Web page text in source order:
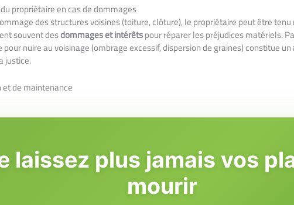
propriétaire en cas de dommages
des structures voisines (toiture, clôture), le propriétaire peut être
souvent desdommages et intérêtspour réparer les préjudices matériels.
nuire au voisinage (ombrage excessif, dispersion de graines) constitue un
justice.
et de maintenance
laissez plus jamais vos
mourir